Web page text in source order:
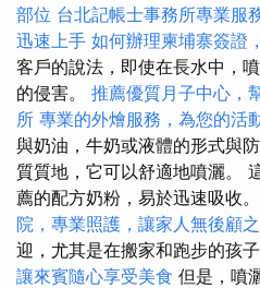
部位 台北記帳士事務所專業服
迅速上手 如何辦理柬埔寨簽證
客戶的說法，即使在長水中，
的侵害。 推薦優質月子中心，
所 專業的外燴服務，為您的活
與奶油，牛奶或液體的形式與
質質地，它可以舒適地噴灑。
薦的配方奶粉，易於迅速吸收。
院，專業照護，讓家人無後顧
迎，尤其是在搬家和跑步的孩
讓來賓隨心享受美食 但是，噴